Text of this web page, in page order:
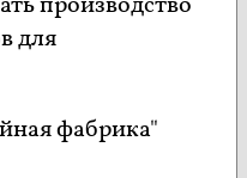
для
фабрика"